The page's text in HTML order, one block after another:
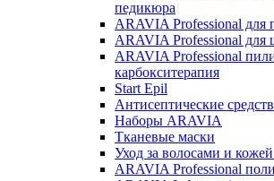
педикюра
ARAVIA Professional для
ARAVIA Professional для
ARAVIA Professional
карбокситерапия
Start Epil
Антисептические
Наборы ARAVIA
Тканевые маски
Уход за волосами и
ARAVIA Professional